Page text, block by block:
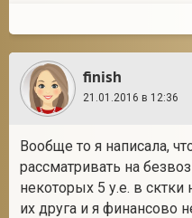
finish
21.01.2016 в 12:36
Вообще то я написала,
рассматривать на
некоторых 5 у.е. в
их друга и я финансово